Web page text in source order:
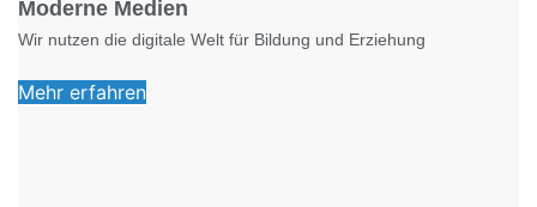
Moderne Medien
Wir nutzen die digitale Welt für Bildung und Erziehung
Mehr erfahren